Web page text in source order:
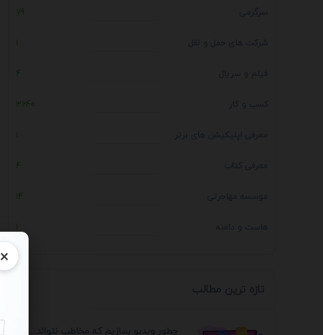
×
79
1
4
3640
1
4
14
1
تازه ترین مطالب